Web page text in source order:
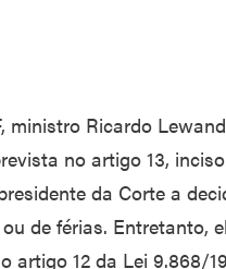
ministro Ricardo
no artigo 13,
da Corte a
de férias. Entretanto,
artigo 12 da Lei 9.868/